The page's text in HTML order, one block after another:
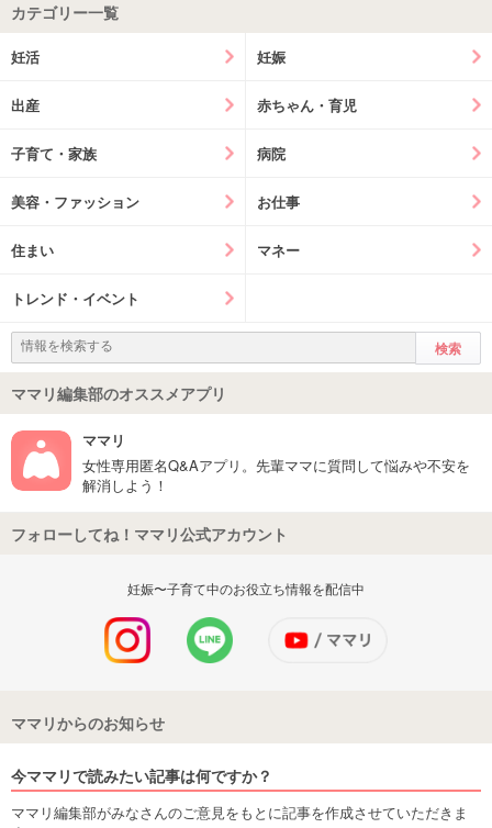
カテゴリー一覧
妊活 妊娠
出産 赤ちゃん・育児
子育て・家族 病院
美容・ファッション お仕事
住まい マネー
トレンド・イベント
ママリ編集部のオススメアプリ
ママリ
女性専用匿名Q&Aアプリ。先輩ママに質問して悩みや不安を
解消しよう！
フォローしてね！ママリ公式アカウント
妊娠〜子育て中のお役立ち情報を配信中
ママリからのお知らせ
今ママリで読みたい記事は何ですか？
ママリ編集部がみなさんのご意見をもとに記事を作成させていただきま